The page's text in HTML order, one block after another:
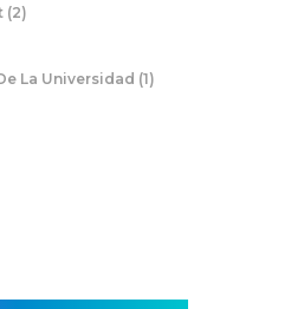
(2)
La Universidad (1)